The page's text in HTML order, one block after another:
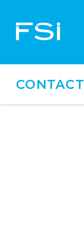
CONTACT